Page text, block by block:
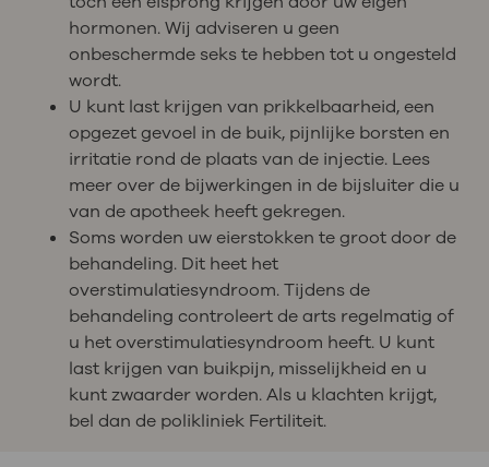
hormonen. Wij adviseren u geen
onbeschermde seks te hebben tot u ongesteld
wordt.
U kunt last krijgen van prikkelbaarheid, een
opgezet gevoel in de buik, pijnlijke borsten en
irritatie rond de plaats van de injectie. Lees
meer over de bijwerkingen in de bijsluiter die u
van de apotheek heeft gekregen.
Soms worden uw eierstokken te groot door de
behandeling. Dit heet het
overstimulatiesyndroom. Tijdens de
behandeling controleert de arts regelmatig of
u het overstimulatiesyndroom heeft. U kunt
last krijgen van buikpijn, misselijkheid en u
kunt zwaarder worden. Als u klachten krijgt,
bel dan de polikliniek Fertiliteit.